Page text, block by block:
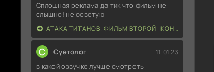
Сплошная реклама да тик что фильм не
слышно! не советую
АТАКА ТИТАНОВ. ФИЛЬМ ВТОРОЙ: КОНЕЦ СВЕТА
С Суетолог 11.01.23
в какой озвучке лучше смотреть